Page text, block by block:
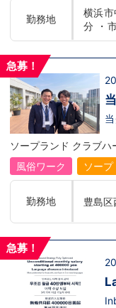
勤務地
横浜市中区
分 ・市営地下鉄線「阪東橋駅」 5分 ・JR線
「関内
急募！
ソープランド クラブハ
風俗ワーク
ソープ
勤務地 豊島
急募！